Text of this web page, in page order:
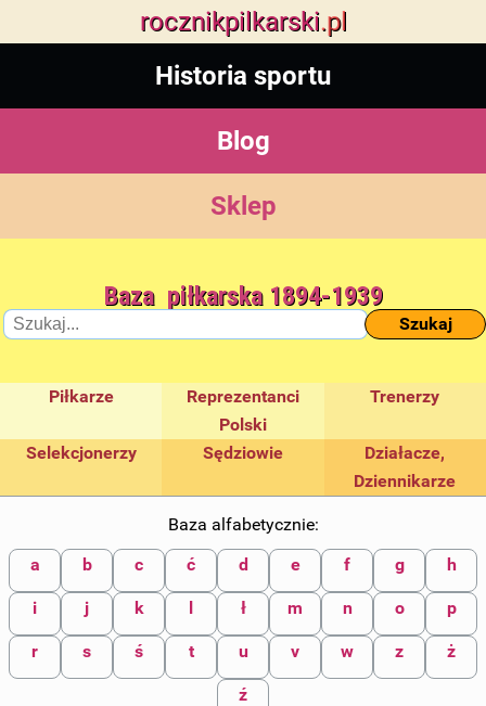
rocznikpilkarski.pl
Historia sportu
Blog
Sklep
Baza piłkarska 1894-1939
Szukaj
Piłkarze
Reprezentanci
Polski
Trenerzy
Selekcjonerzy Sędziowie
Działacze,
Dziennikarze
Baza alfabetycznie:
a
b c ć d e f g h
i j k l ł m n o p
r s ś t u v w z ż
ź